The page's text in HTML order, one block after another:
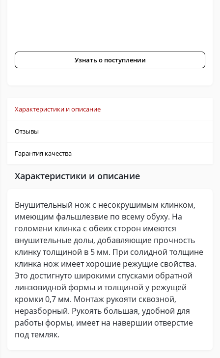
Узнать о поступлении
Характеристики и описание
Отзывы
Гарантия качества
Характеристики и описание
Внушительный нож с несокрушимым клинком,
имеющим фальшлезвие по всему обуху. На
голомени клинка с обеих сторон имеются
внушительные долы, добавляющие прочность
клинку толщиной в 5 мм. При солидной толщине
клинка нож имеет хорошие режущие свойства.
Это достигнуто широкими спусками обратной
линзовидной формы и толщиной у режущей
кромки 0,7 мм. Монтаж рукояти сквозной,
неразборный. Рукоять большая, удобной для
работы формы, имеет на навершии отверстие
под темляк.